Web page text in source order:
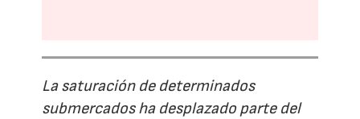
La saturación de determinados
submercados ha desplazado parte del